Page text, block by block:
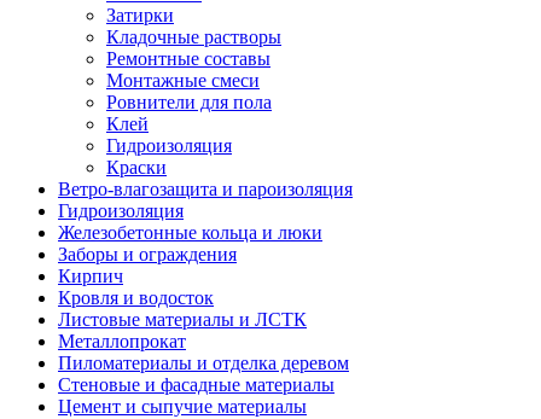
Затирки
Кладочные растворы
Ремонтные составы
Монтажные смеси
Ровнители для пола
Клей
Гидроизоляция
Краски
Ветро-влагозащита и пароизоляция
Гидроизоляция
Железобетонные кольца и люки
Заборы и ограждения
Кирпич
Кровля и водосток
Листовые материалы и ЛСТК
Металлопрокат
Пиломатериалы и отделка деревом
Стеновые и фасадные материалы
Цемент и сыпучие материалы